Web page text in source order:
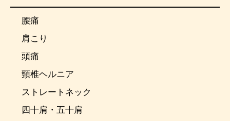
腰痛
肩こり
頭痛
頸椎ヘルニア
ストレートネック
四十肩・五十肩